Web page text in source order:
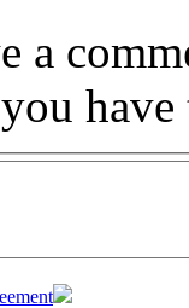
a
have